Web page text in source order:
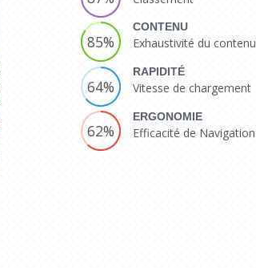
85%
CONTENU
Exhaustivité du contenu
64%
RAPIDITÉ
Vitesse de chargement
62%
ERGONOMIE
Efficacité de Navigation